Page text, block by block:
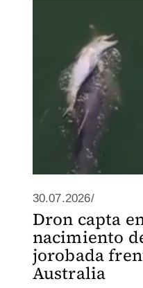
30.07.2026/
Dron capta
nacimiento
jorobada
Australia